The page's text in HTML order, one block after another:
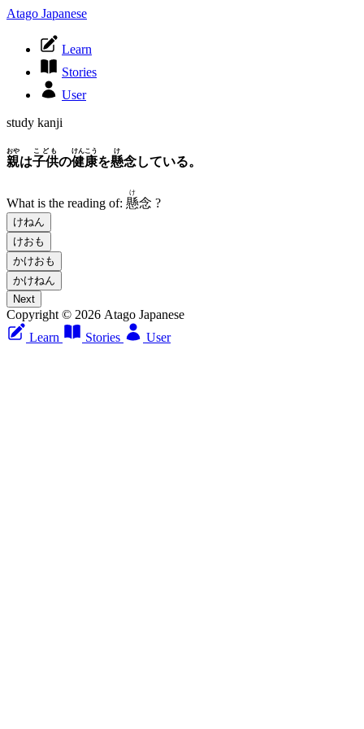
Atago Japanese
Learn
Stories
User
study kanji
親
おや
は子供
こども
の健康
けんこう
を懸
け
念している。
What is the reading of: 懸
け
念 ?
けねん
けおも
かけおも
かけねん
Next
Copyright © 2026 Atago Japanese
Learn
Stories User